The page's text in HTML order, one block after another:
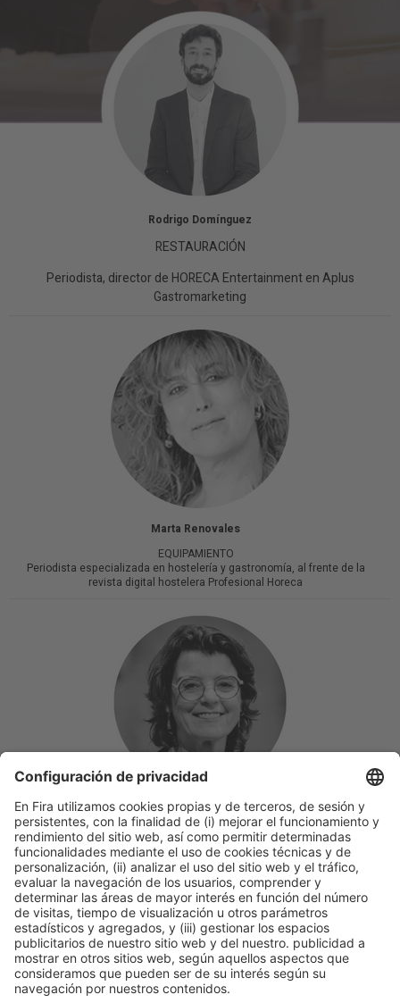
Rodrigo Domínguez
RESTAURACIÓN
Periodista, director de HORECA Entertainment en Aplus
Gastromarketing
Marta Renovales
EQUIPAMIENTO
Periodista especializada en hostelería y gastronomía, al frente de la
revista digital hostelera Profesional Horeca
Ana Turón
RESTAURACIÓN COLECTIVA
Periodista especializada en colectividades; responsable de la
revista digital ‘Restauración Colectiva’ y del ‘Congreso de
Restauración Colectiva’